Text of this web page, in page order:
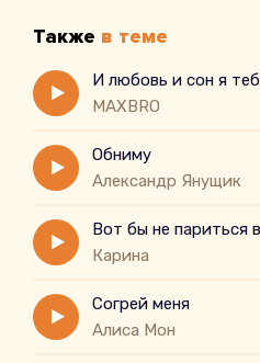
Также в теме
MAXBRO
Обниму
Александр Янущик
Карина
Согрей меня
Алиса Мон